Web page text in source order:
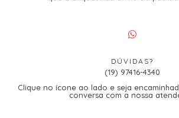
DÚVIDAS?
(19) 97416-4340
Clique no ícone ao lado e seja
conversa com a nossa